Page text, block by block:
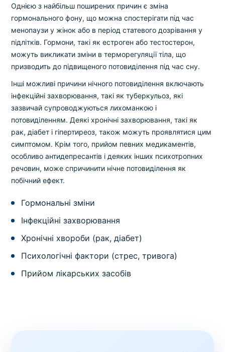
Однією з найбільш поширених причин є зміна
гормонального фону, що можна спостерігати під час
менопаузи у жінок або в період статевого дозрівання у
підлітків. Гормони, такі як естроген або тестостерон,
можуть викликати зміни в терморегуляції тіла, що
призводить до підвищеного потовиділення під час сну.
Інші можливі причини нічного потовиділення включають
інфекційні захворювання, такі як туберкульоз, які
зазвичай супроводжуються лихоманкою і
потовиділенням. Деякі хронічні захворювання, такі як
рак, діабет і гіпертиреоз, також можуть проявлятися цим
симптомом. Крім того, прийом певних медикаментів,
особливо антидепресантів і деяких інших психотропних
речовин, може спричинити нічне потовиділення як
побічний ефект.
Гормональні зміни
Інфекційні захворювання
Хронічні хвороби (рак, діабет)
Психологічні фактори (стрес, тривога)
Прийом лікарських засобів